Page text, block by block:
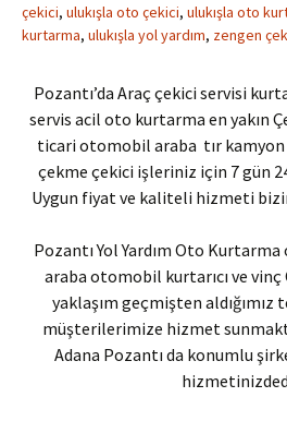
çekici, ulukışla oto çekici, ulukışla oto
kurtarma, ulukışla yol yardım, zengen
Pozantı’da Araç çekici servisi
servis acil oto kurtarma en yakın
ticari otomobil araba tır kamyon
çekme çekici işleriniz için 7 gün
Uygun fiyat ve kaliteli hizmeti
Pozantı Yol Yardım Oto
araba otomobil kurtarıcı ve
yaklaşım geçmişten aldığımız
müşterilerimize hizmet
Adana Pozantı da konumlu